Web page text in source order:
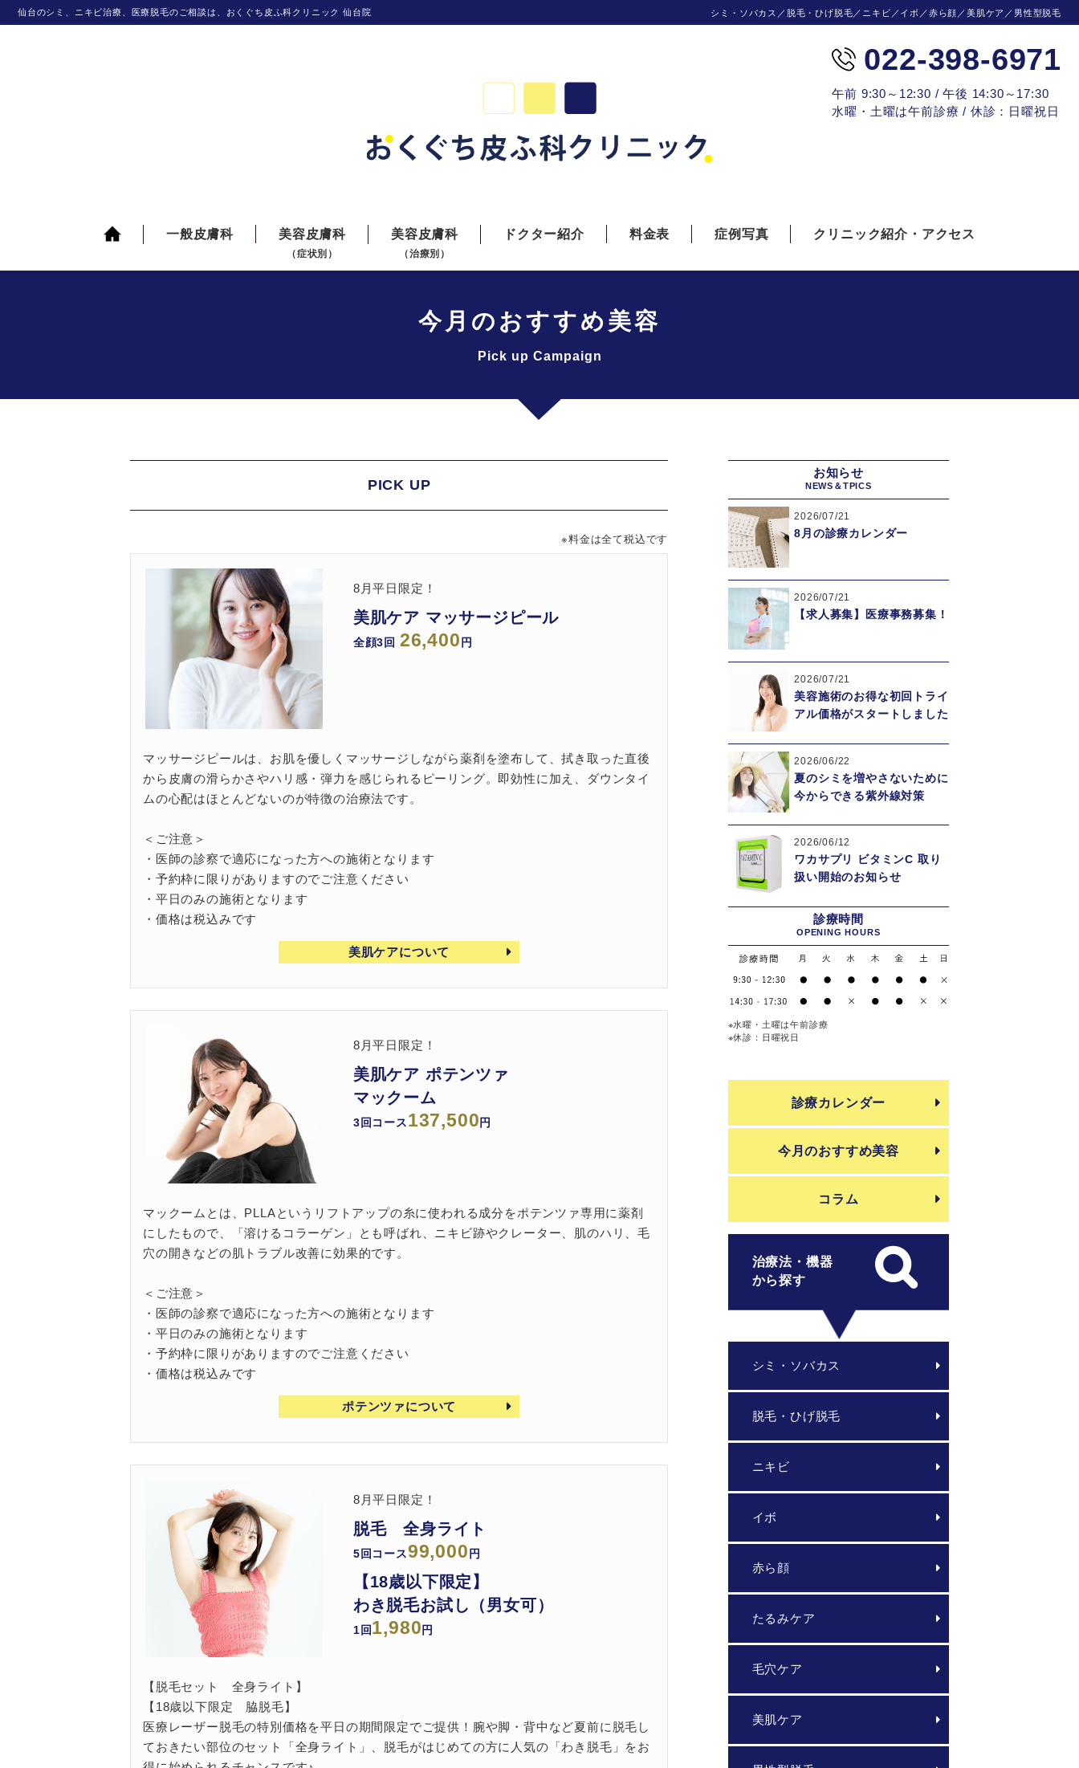
仙台のシミ、ニキビ治療、医療脱毛のご相談は、おくぐち皮ふ科クリニック 仙台院 シミ・ソバカス／脱毛・ひげ脱毛／ニキビ／イボ／赤ら顔／美肌ケア／男性型脱毛
022-398-6971
午前 9:30～12:30 / 午後 14:30～17:30
水曜・土曜は午前診療 / 休診：日曜祝日
一般皮膚科 美容皮膚科
（症状別）
美容皮膚科
（治療別）
ドクター紹介 料金表 症例写真 クリニック紹介・アクセス
今月のおすすめ美容
Pick up Campaign
PICK UP
※料金は全て税込です
8月平日限定！
美肌ケア マッサージピール
全顔3回 26,400 円
マッサージピールは、お肌を優しくマッサージしながら薬剤を塗布して、拭き取った直後
から皮膚の滑らかさやハリ感・弾力を感じられるピーリング。即効性に加え、ダウンタイ
ムの心配はほとんどないのが特徴の治療法です。
＜ご注意＞
・医師の診察で適応になった方への施術となります
・予約枠に限りがありますのでご注意ください
・平日のみの施術となります
・価格は税込みです
美肌ケアについて
8月平日限定！
美肌ケア ポテンツァ
マックーム
3回コース137,500 円
マックームとは、PLLAというリフトアップの糸に使われる成分をポテンツァ専用に薬剤
にしたもので、「溶けるコラーゲン」とも呼ばれ、ニキビ跡やクレーター、肌のハリ、毛
穴の開きなどの肌トラブル改善に効果的です。
＜ご注意＞
・医師の診察で適応になった方への施術となります
・平日のみの施術となります
・予約枠に限りがありますのでご注意ください
・価格は税込みです
ポテンツァについて
8月平日限定！
脱毛 全身ライト
5回コース99,000 円
【18歳以下限定】
わき脱毛お試し（男女可）
1回1,980 円
【脱毛セット 全身ライト】
【18歳以下限定 脇脱毛】
医療レーザー脱毛の特別価格を平日の期間限定でご提供！腕や脚・背中など夏前に脱毛し
ておきたい部位のセット「全身ライト」、脱毛がはじめての方に人気の「わき脱毛」をお
お知らせ
NEWS＆TPICS
2026/07/21
8月の診療カレンダー
2026/07/21
【求人募集】医療事務募集！
2026/07/21
美容施術のお得な初回トライ
アル価格がスタートしました
2026/06/22
夏のシミを増やさないために
今からできる紫外線対策
2026/06/12
ワカサプリ ビタミンC 取り
扱い開始のお知らせ
診療時間
OPENING HOURS
※水曜・土曜は午前診療
※休診：日曜祝日
診療カレンダー
今月のおすすめ美容
コラム
治療法・機器
から探す
シミ・ソバカス
脱毛・ひげ脱毛
ニキビ
イボ
赤ら顔
たるみケア
毛穴ケア
美肌ケア